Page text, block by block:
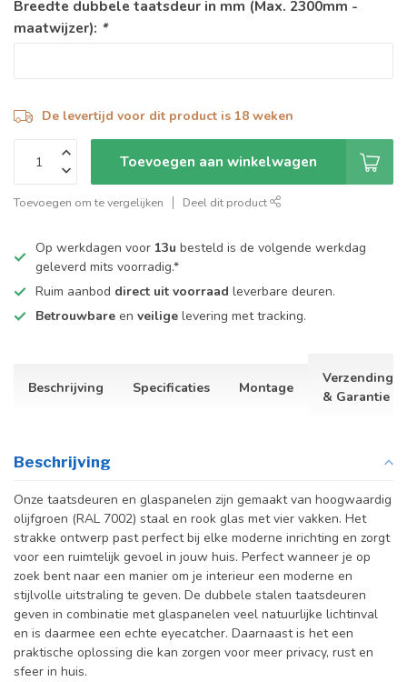
Breedte dubbele taatsdeur in mm (Max. 2300mm -
maatwijzer): *
De levertijd voor dit product is 18 weken
Toevoegen aan winkelwagen
Toevoegen om te vergelijken Deel dit product
Op werkdagen voor 13u besteld is de volgende werkdag
geleverd mits voorradig.*
Ruim aanbod direct uit voorraad leverbare deuren.
Betrouwbare en veilige levering met tracking.
Beschrijving Specificaties Montage
Verzending
& Garantie
Beschrijving
Onze taatsdeuren en glaspanelen zijn gemaakt van hoogwaardig
olijfgroen (RAL 7002) staal en rook glas met vier vakken. Het
strakke ontwerp past perfect bij elke moderne inrichting en zorgt
voor een ruimtelijk gevoel in jouw huis. Perfect wanneer je op
zoek bent naar een manier om je interieur een moderne en
stijlvolle uitstraling te geven. De dubbele stalen taatsdeuren
geven in combinatie met glaspanelen veel natuurlijke lichtinval
en is daarmee een echte eyecatcher. Daarnaast is het een
praktische oplossing die kan zorgen voor meer privacy, rust en
sfeer in huis.